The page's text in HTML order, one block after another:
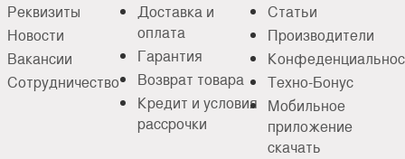
Реквизиты
Новости
Вакансии
Сотрудничество
Доставка и
оплата
Гарантия
Возврат товара
Кредит и условия
рассрочки
Статьи
Производители
Техно-Бонус
Мобильное
приложение
скачать